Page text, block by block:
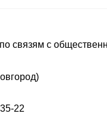
связям с
22